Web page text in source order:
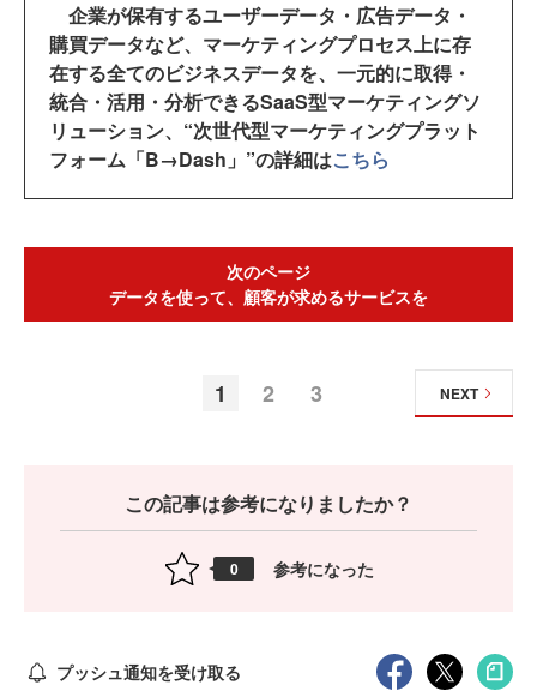
企業が保有するユーザーデータ・広告データ・
購買データなど、マーケティングプロセス上に存
在する全てのビジネスデータを、一元的に取得・
統合・活用・分析できるSaaS型マーケティングソ
リューション、“次世代型マーケティングプラット
フォーム「B→Dash」”の詳細はこちら
次のページ
データを使って、顧客が求めるサービスを
1 2 3 NEXT
この記事は参考になりましたか？
0 参考になった
プッシュ通知を受け取る